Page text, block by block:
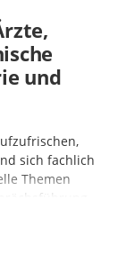
und
sich fachlich
Themen